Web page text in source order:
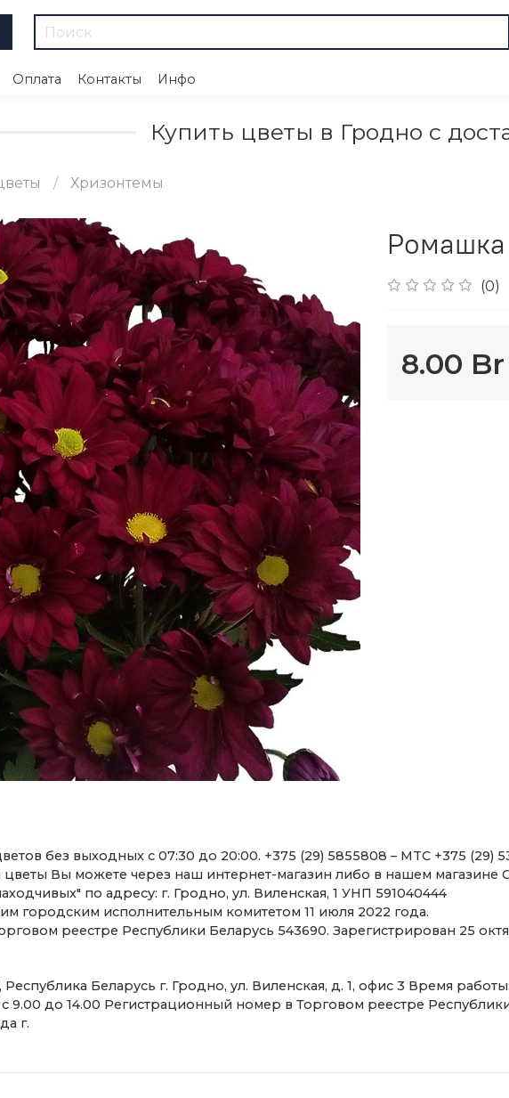
Оплата Контакты Инфо
Купить цветы в Гродно с
Хризонтемы
(0)
8.00 Br
(29) 5325599
цветы Вы можете через наш интернет-магазин либо в нашем магазине
по адресу: г. Гродно, ул. Виленская, 1 УНП 591040444
городским исполнительным комитетом 11 июля 2022 года.
реестре Республики Беларусь 543690. Зарегистрирован 25
9.00 до 14.00 Регистрационный номер в Торговом реестре
543690 от 25 октября 2022 года г.